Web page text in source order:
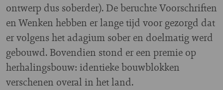
ontwerp dus soberder). De beruchte Voorschriften
en Wenken hebben er lange tijd voor gezorgd dat
er volgens het adagium sober en doelmatig werd
gebouwd. Bovendien stond er een premie op
herhalingsbouw: identieke bouwblokken
verschenen overal in het land.